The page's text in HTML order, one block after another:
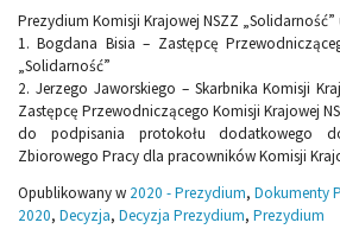
Prezydium Komisji Krajowej NSZZ
1. Bogdana Bisia – Zastępcę
„Solidarność”
2. Jerzego Jaworskiego – Skarbnika Komisji
Zastępcę Przewodniczącego Komisji Krajowej
do podpisania protokołu dodatkowego
Zbiorowego Pracy dla pracowników Komisji
Opublikowany w 2020 - Prezydium, Dokumenty
2020, Decyzja, Decyzja Prezydium, Prezydium